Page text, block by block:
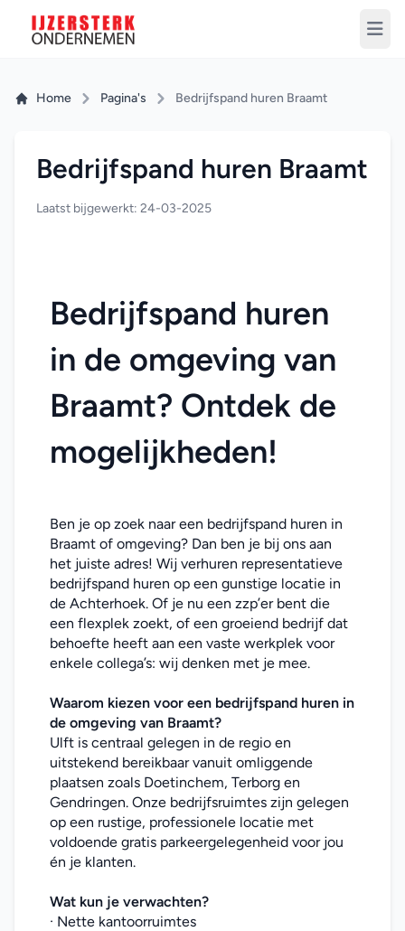
Home Pagina's Bedrijfspand huren Braamt
Bedrijfspand huren Braamt
Laatst bijgewerkt: 24-03-2025
Bedrijfspand huren
in de omgeving van
Braamt? Ontdek de
mogelijkheden!
Ben je op zoek naar een bedrijfspand huren in
Braamt of omgeving? Dan ben je bij ons aan
het juiste adres! Wij verhuren representatieve
bedrijfspand huren op een gunstige locatie in
de Achterhoek. Of je nu een zzp’er bent die
een flexplek zoekt, of een groeiend bedrijf dat
behoefte heeft aan een vaste werkplek voor
enkele collega’s: wij denken met je mee.
Waarom kiezen voor een bedrijfspand huren in
de omgeving van Braamt?
Ulft is centraal gelegen in de regio en
uitstekend bereikbaar vanuit omliggende
plaatsen zoals Doetinchem, Terborg en
Gendringen. Onze bedrijfsruimtes zijn gelegen
op een rustige, professionele locatie met
voldoende gratis parkeergelegenheid voor jou
én je klanten.
Wat kun je verwachten?
· Nette kantoorruimtes